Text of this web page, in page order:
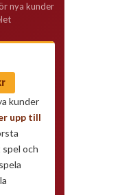
nya kunder
kunder
upp till
och